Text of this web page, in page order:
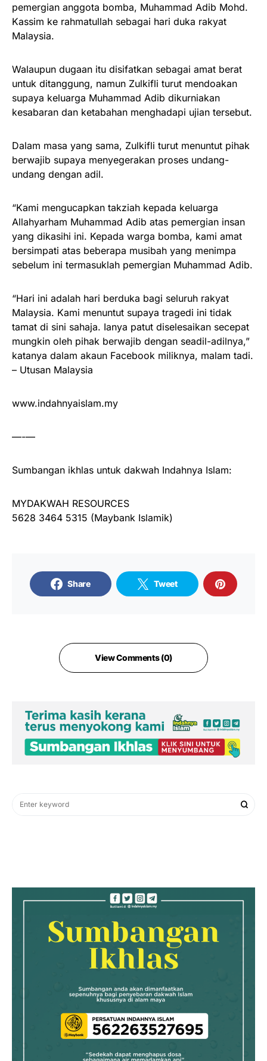
pemergian anggota bomba, Muhammad Adib Mohd.
Kassim ke rahmatullah sebagai hari duka rakyat
Malaysia.
Walaupun dugaan itu disifatkan sebagai amat berat
untuk ditanggung, namun Zulkifli turut mendoakan
supaya keluarga Muhammad Adib dikurniakan
kesabaran dan ketabahan menghadapi ujian tersebut.
Dalam masa yang sama, Zulkifli turut menuntut pihak
berwajib supaya menyegerakan proses undang-
undang dengan adil.
“Kami mengucapkan takziah kepada keluarga
Allahyarham Muhammad Adib atas pemergian insan
yang dikasihi ini. Kepada warga bomba, kami amat
bersimpati atas beberapa musibah yang menimpa
sebelum ini termasuklah pemergian Muhammad Adib.
“Hari ini adalah hari berduka bagi seluruh rakyat
Malaysia. Kami menuntut supaya tragedi ini tidak
tamat di sini sahaja. Ianya patut diselesaikan secepat
mungkin oleh pihak berwajib dengan seadil-adilnya,”
katanya dalam akaun Facebook miliknya, malam tadi.
– Utusan Malaysia
www.indahnyaislam.my
—-—
Sumbangan ikhlas untuk dakwah Indahnya Islam:
MYDAKWAH RESOURCES
5628 3464 5315 (Maybank Islamik)
Share Tweet
View Comments (0)